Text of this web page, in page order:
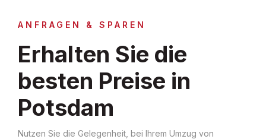
ANFRAGEN & SPAREN
Erhalten Sie die
besten Preise in
Potsdam
Nutzen Sie die Gelegenheit, bei Ihrem Umzug von